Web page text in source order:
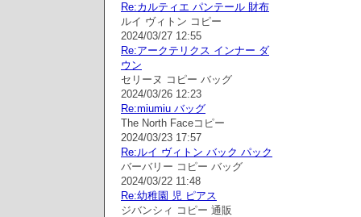
Re:カルティエ パンテール 財布
ルイ ヴィトン コピー
2024/03/27 12:55
Re:アークテリクス インナー ダ
ウン
セリーヌ コピー バッグ
2024/03/26 12:23
Re:miumiu バッグ
The North Faceコピー
2024/03/23 17:57
Re:ルイ ヴィトン バック パック
バーバリー コピー バッグ
2024/03/22 11:48
Re:幼稚園 児 ピアス
ジバンシィ コピー 通販